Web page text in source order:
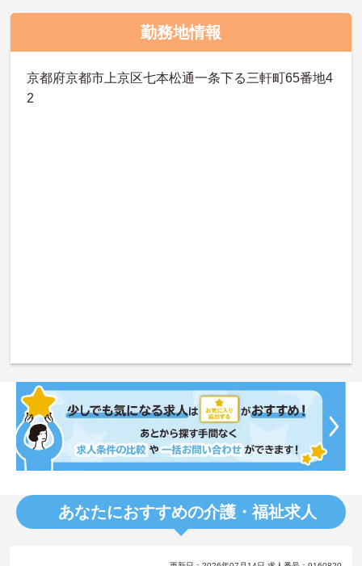
勤務地情報
京都府京都市上京区七本松通一条下る三軒町65番地4
2
あなたにおすすめの介護・福祉求人